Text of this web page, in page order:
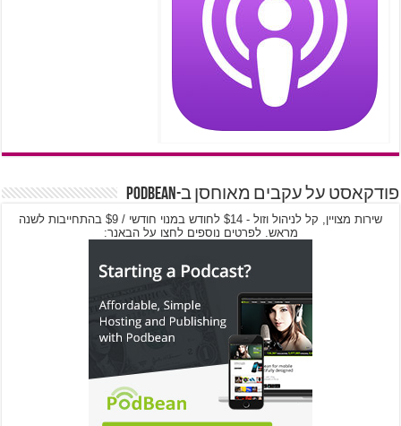
פודקאסט על עקבים מאוחסן ב-PodBean
שירות מצויין, קל לניהול וזול - $14 לחודש במנוי חודשי / $9 בהתחייבות לשנה
מראש. לפרטים נוספים לחצו על הבאנר: